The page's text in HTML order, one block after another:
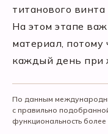
титанового
На этом этапе
материал, потому
каждый день при
По данным
с правильно
функциональность более